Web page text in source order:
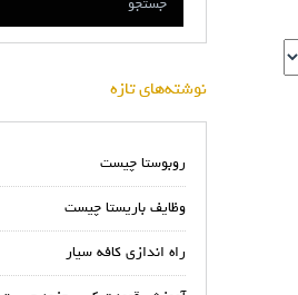
نوشته‌های تازه
روبوستا چیست
وظایف باریستا چیست
راه اندازی کافه سیار